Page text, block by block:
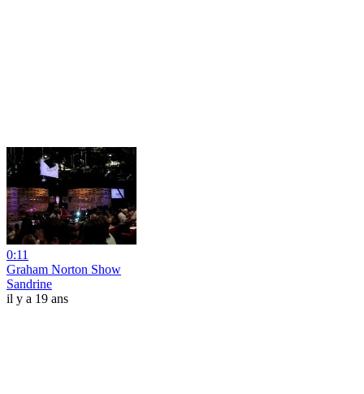
0:11
Graham Norton Show
Sandrine
il y a 19 ans